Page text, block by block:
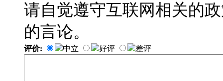
请自觉遵守互联网相关的
的言论。
评价: 中立 好评 差评